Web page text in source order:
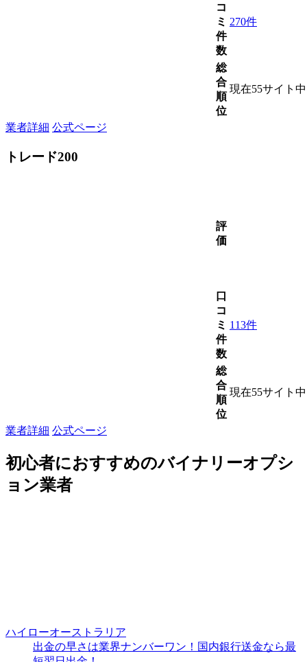
コ
ミ
件
数
270件
総
合
順
位
現在55サイト
業者詳細 公式ページ
トレード200
評
価
口
コ
ミ
件
数
113件
総
合
順
位
現在55サイト
業者詳細 公式ページ
初心者におすすめのバイナリーオプシ
ョン業者
ハイローオーストラリア
出金の早さは業界ナンバーワン！国内銀行送金なら最